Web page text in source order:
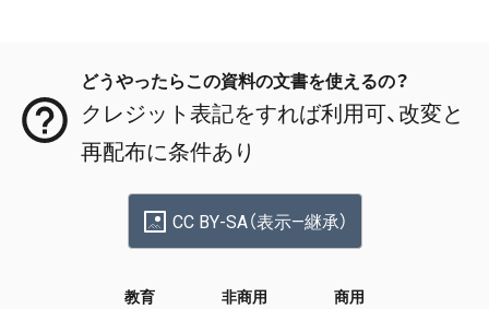
どうやったらこの資料の文書を使えるの？
クレジット表記をすれば利用可、改変と
再配布に条件あり
CC BY-SA（表示—継承）
教育 非商用 商用